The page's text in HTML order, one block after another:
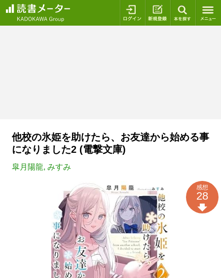
ログイン 新規登録
他校の氷姫を助けたら、お友達から始める事
になりました2 (電撃文庫)
皐月陽龍, みすみ
感想
28